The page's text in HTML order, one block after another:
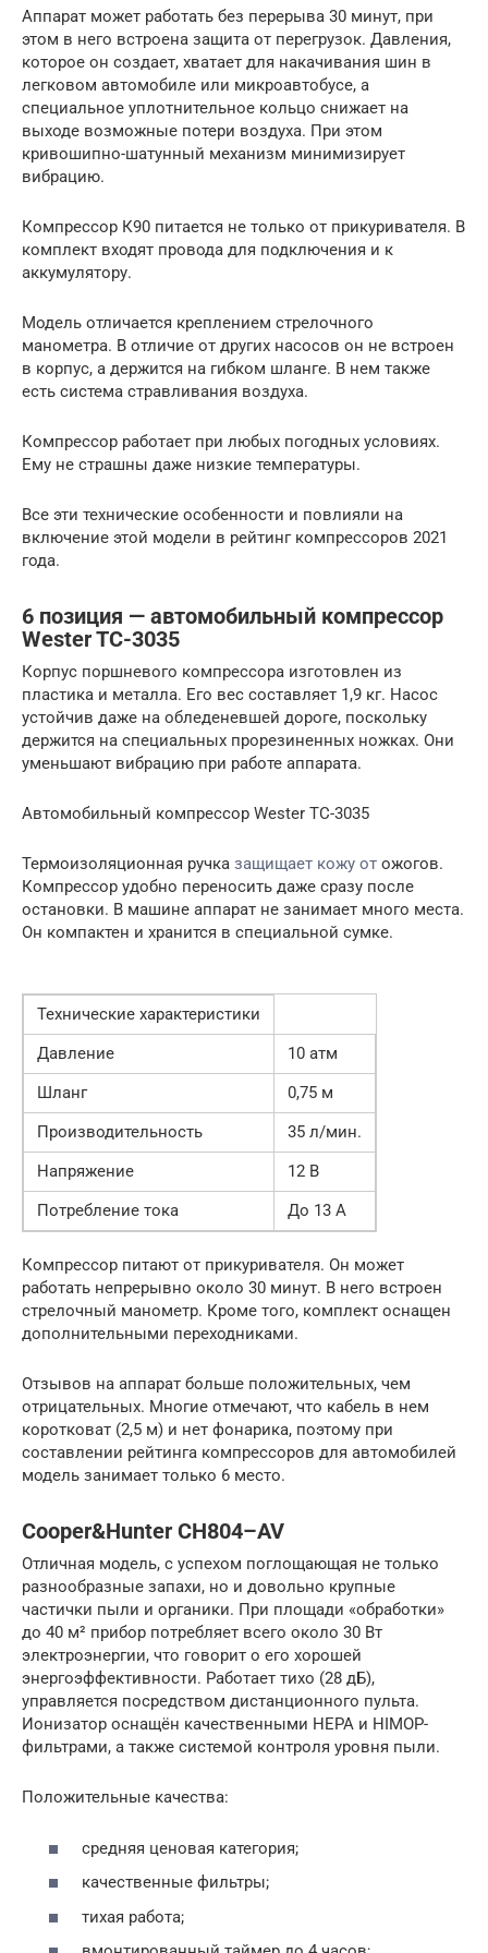
Аппарат может работать без перерыва 30 минут, при
этом в него встроена защита от перегрузок. Давления,
которое он создает, хватает для накачивания шин в
легковом автомобиле или микроавтобусе, а
специальное уплотнительное кольцо снижает на
выходе возможные потери воздуха. При этом
кривошипно-шатунный механизм минимизирует
вибрацию.
Компрессор К90 питается не только от прикуривателя. В
комплект входят провода для подключения и к
аккумулятору.
Модель отличается креплением стрелочного
манометра. В отличие от других насосов он не встроен
в корпус, а держится на гибком шланге. В нем также
есть система стравливания воздуха.
Компрессор работает при любых погодных условиях.
Ему не страшны даже низкие температуры.
Все эти технические особенности и повлияли на
включение этой модели в рейтинг компрессоров 2021
года.
6 позиция — автомобильный компрессор
Wester TC-3035
Корпус поршневого компрессора изготовлен из
пластика и металла. Его вес составляет 1,9 кг. Насос
устойчив даже на обледеневшей дороге, поскольку
держится на специальных прорезиненных ножках. Они
уменьшают вибрацию при работе аппарата.
Автомобильный компрессор Wester TC-3035
Термоизоляционная ручка защищает кожу от ожогов.
Компрессор удобно переносить даже сразу после
остановки. В машине аппарат не занимает много места.
Он компактен и хранится в специальной сумке.
Технические характеристики
Давление
10 атм
Шланг
0,75 м
Производительность
35 л/мин.
Напряжение
12 В
Потребление тока
До 13 А
Компрессор питают от прикуривателя. Он может
работать непрерывно около 30 минут. В него встроен
стрелочный манометр. Кроме того, комплект оснащен
дополнительными переходниками.
Отзывов на аппарат больше положительных, чем
отрицательных. Многие отмечают, что кабель в нем
коротковат (2,5 м) и нет фонарика, поэтому при
составлении рейтинга компрессоров для автомобилей
модель занимает только 6 место.
Cooper&Hunter CH804–AV
Отличная модель, с успехом поглощающая не только
разнообразные запахи, но и довольно крупные
частички пыли и органики. При площади «обработки»
до 40 м² прибор потребляет всего около 30 Вт
электроэнергии, что говорит о его хорошей
энергоэффективности. Работает тихо (28 дБ),
управляется посредством дистанционного пульта.
Ионизатор оснащён качественными НЕРА и HIMOP-
фильтрами, а также системой контроля уровня пыли.
Положительные качества:
средняя ценовая категория;
качественные фильтры;
тихая работа;